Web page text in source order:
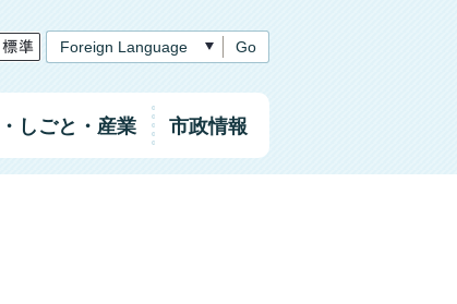
Go
・しごと ・産業 市政情報